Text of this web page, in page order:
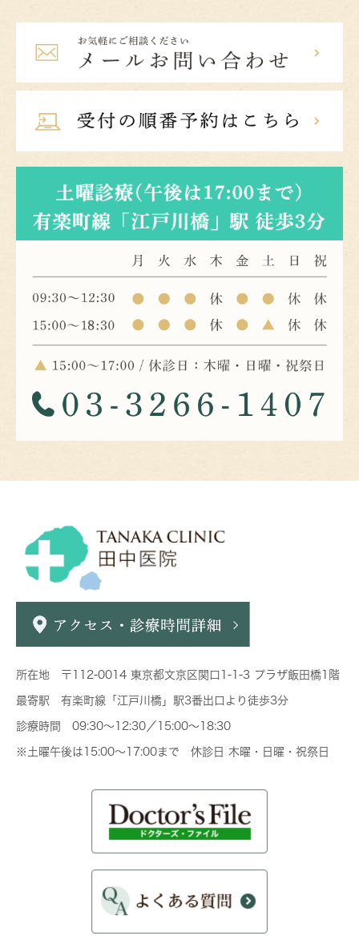
所在地 〒112-0014 東京都文京区関口1-1-3 プラザ飯田橋1階
最寄駅 有楽町線「江戸川橋」駅3番出口より徒歩3分
診療時間 09:30～12:30／15:00～18:30
※土曜午後は15:00～17:00まで 休診日 木曜・日曜・祝祭日